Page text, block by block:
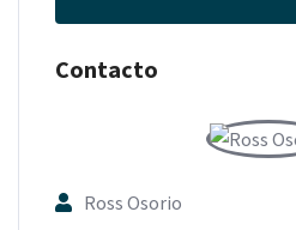
Contacto
Ross Osorio